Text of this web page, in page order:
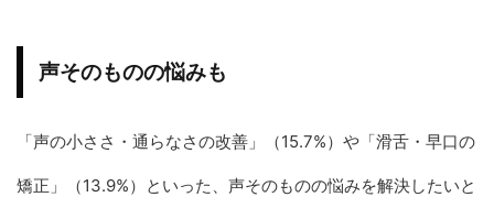
声そのものの悩みも
「声の小ささ・通らなさの改善」（15.7%）や「滑舌・早口の
矯正」（13.9%）といった、声そのものの悩みを解決したいと